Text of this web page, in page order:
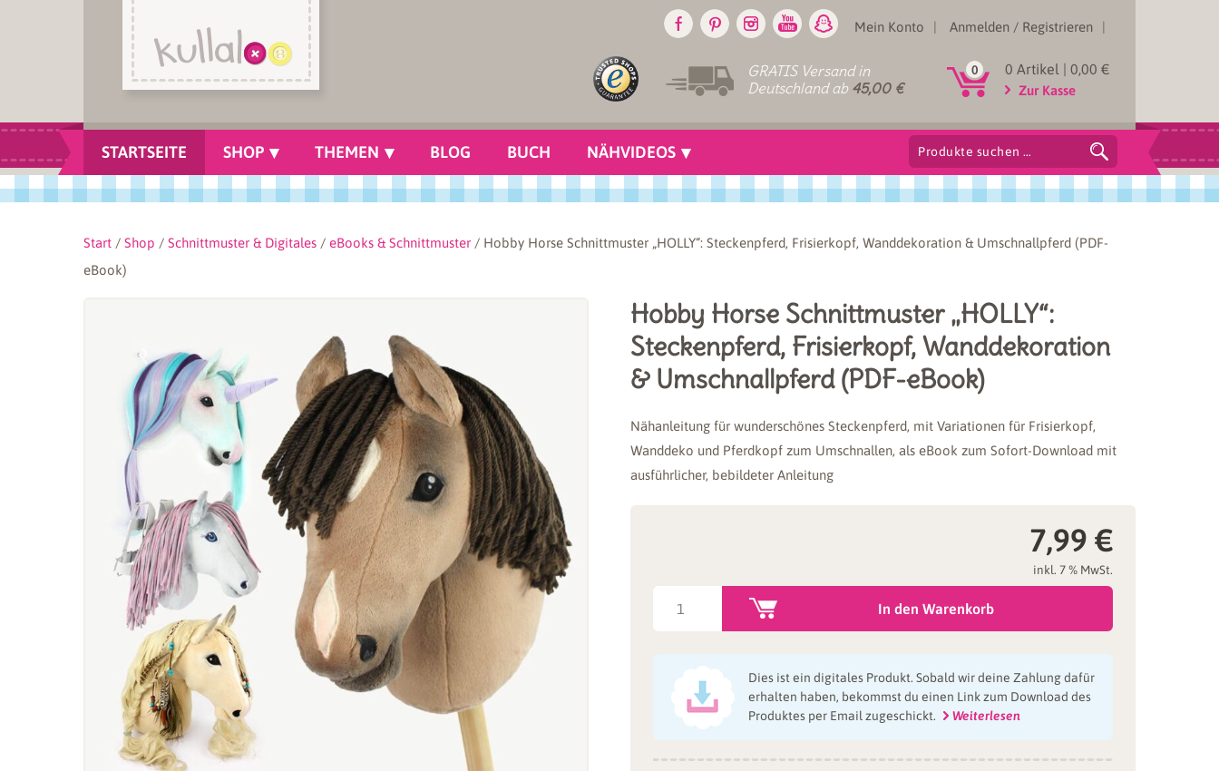
Mein Konto Anmelden / Registrieren
0 0 Artikel | 0,00 €
Zur Kasse
GRATIS Versand in
Deutschland ab 45,00 €
Suchen
nach:
STARTSEITE SHOP THEMEN BLOG BUCH NÄHVIDEOS
Start / Shop / Schnittmuster & Digitales / eBooks & Schnittmuster / Hobby Horse Schnittmuster „HOLLY“: Steckenpferd, Frisierkopf, Wanddekoration & Umschnallpferd (PDF-
eBook)
Hobby Horse Schnittmuster „HOLLY“:
Steckenpferd, Frisierkopf, Wanddekoration
& Umschnallpferd (PDF-eBook)
Nähanleitung für wunderschönes Steckenpferd, mit Variationen für Frisierkopf,
Wanddeko und Pferdkopf zum Umschnallen, als eBook zum Sofort-Download mit
ausführlicher, bebildeter Anleitung
7,99 €
inkl. 7 % MwSt.
Steckenpferd,
In den Warenkorb
Dies ist ein digitales Produkt. Sobald wir deine Zahlung dafür
erhalten haben, bekommst du einen Link zum Download des
Produktes per Email zugeschickt.
Weiterlesen